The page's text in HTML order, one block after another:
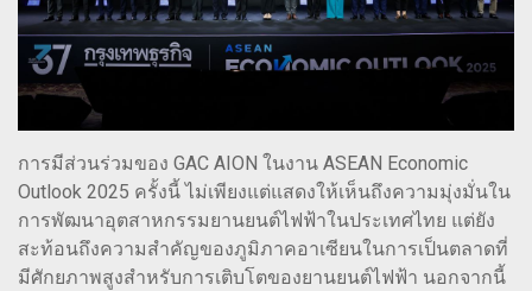
การมีส่วนร่วมของ GAC AION ในงาน ASEAN Economic
Outlook 2025 ครั้งนี้ ไม่เพียงแต่แสดงให้เห็นถึงความมุ่งมั่นใน
การพัฒนาอุตสาหกรรมยานยนต์ไฟฟ้าในประเทศไทย แต่ยัง
สะท้อนถึงความสำคัญของภูมิภาคอาเซียนในการเป็นตลาดที่
มีศักยภาพสูงสำหรับการเติบโตของยานยนต์ไฟฟ้า นอกจากนี้